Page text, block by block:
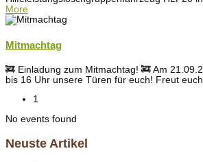
More
Mitmachtag
🚒 Einladung zum Mitmachtag! 🚒 Am
bis 16 Uhr unsere Türen für euch! Freut
1
No events found
Neuste Artikel